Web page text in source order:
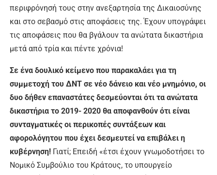
περιφρόνησή τους στην ανεξαρτησία της Δικαιοσύνης
και στο σεβασμό στις αποφάσεις της. Έχουν υπογράψει
τις αποφάσεις που θα βγάλουν τα ανώτατα δικαστήρια
μετά από τρία και πέντε χρόνια!
Σε ένα δουλικό κείμενο που παρακαλάει για τη
συμμετοχή του ΔΝΤ σε νέο δάνειο και νέο μνημόνιο, οι
δυο δήθεν επαναστάτες δεσμεύονται ότι τα ανώτατα
δικαστήρια το 2019- 2020 θα αποφανθούν ότι είναι
συνταγματικές οι περικοπές συντάξεων και
αφορολόγητου που έχει δεσμευτεί να επιβάλει η
κυβέρνηση! Γιατί; Επειδή «έτσι έχουν γνωμοδοτήσει το
Νομικό Συμβούλιο του Κράτους, το υπουργείο